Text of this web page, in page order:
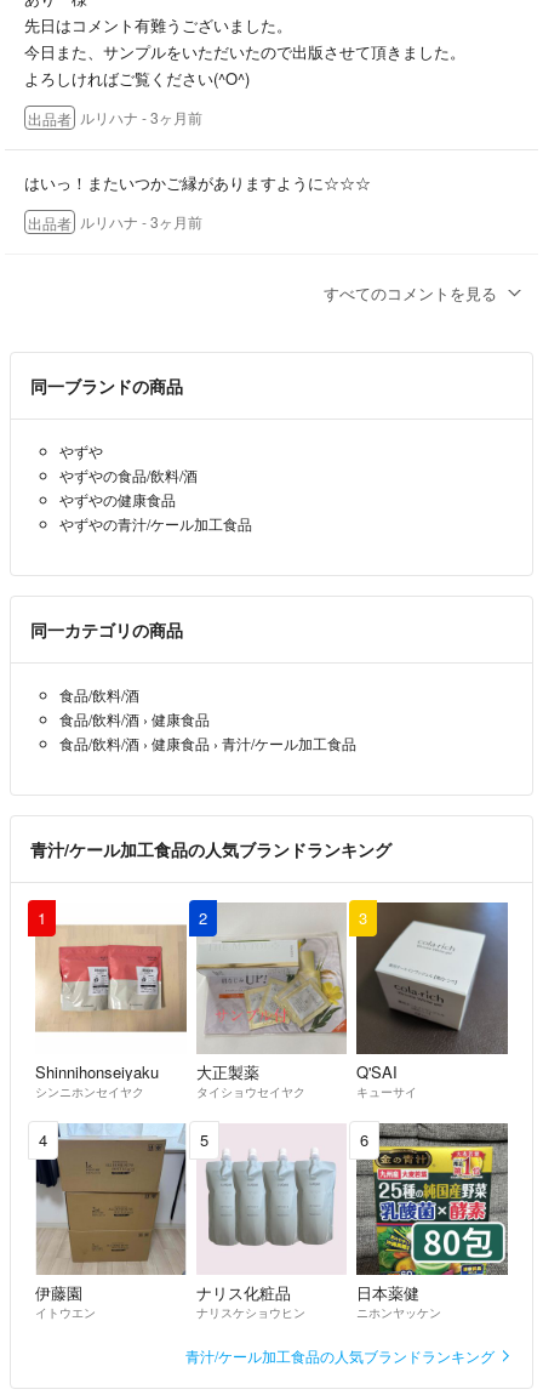
先日はコメント有難うございました。
今日また、サンプルをいただいたので出版させて頂きました。
よろしければご覧ください(^O^)
出品者 ルリハナ - 3ヶ月前
はいっ！またいつかご縁がありますように☆☆☆
出品者 ルリハナ - 3ヶ月前
こんにちは！
資生堂に友人がいるので、たまにシナクティフのサンプルをいただい
たりするのですが、あいにく今は持っていません。また手元に入りま
出品者
何か今現在お手元にございませんでしょうか。
ありー- 3ヶ月前
すべてのコメントを見る
同一ブランドの商品
やずや
やずやの食品/飲料/酒
やずやの健康食品
やずやの青汁/ケール加工食品
同一カテゴリの商品
食品/飲料/酒
食品/飲料/酒 › 健康食品
食品/飲料/酒 › 健康食品 › 青汁/ケール加工食品
青汁/ケール加工食品の人気ブランドランキング
1
Shinnihonseiyaku
シンニホンセイヤク
2
大正製薬
タイショウセイヤク
3
Q'SAI
キューサイ
4
伊藤園
イトウエン
5
ナリス化粧品
ナリスケショウヒン
6
日本薬健
ニホンヤッケン
青汁/ケール加工食品の人気ブランドランキング